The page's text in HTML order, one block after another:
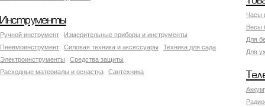
Часы
Весы
Для
Для
Инструменты
Ручной инструмент
Измерительные приборы и инструменты
Пневмоинструмент
Силовая техника и аксессуары
Техника для сада
Электроинструменты
Средства защиты
Расходные материалы и оснастка
Сантехника